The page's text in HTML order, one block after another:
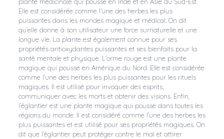
Elle est considérée comme l’une des herbes les plus
puissantes dans les mondes magique et médical. On dit
qu’elle donne à son utilisateur une force surnaturelle et une
longue vie. La plante est également connue pour ses
propriétés antioxydantes puissantes et ses bienfaits pour la
santé mentale et physique. L’orme rouge est une plante
magique qui pousse en Amérique du Nord. Elle est considérée
comme l’une des herbes les plus puissantes pour les rituels
magiques. Il est utilisé pour invoquer des esprits,
communiquer avec les morts et obtenir des visions. Enfin,
l’églantier est une plante magique qui pousse dans toutes les
régions du monde. Il est considéré comme l’une des herbes les
plus puissantes et est utilisé pour ses propriétés magiques. On
dit que l’églantier peut protéger contre le mal et attirer